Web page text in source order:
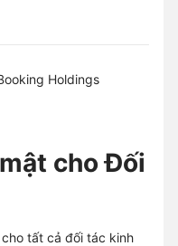
Holdings
cho Đối
tất cả đối tác kinh